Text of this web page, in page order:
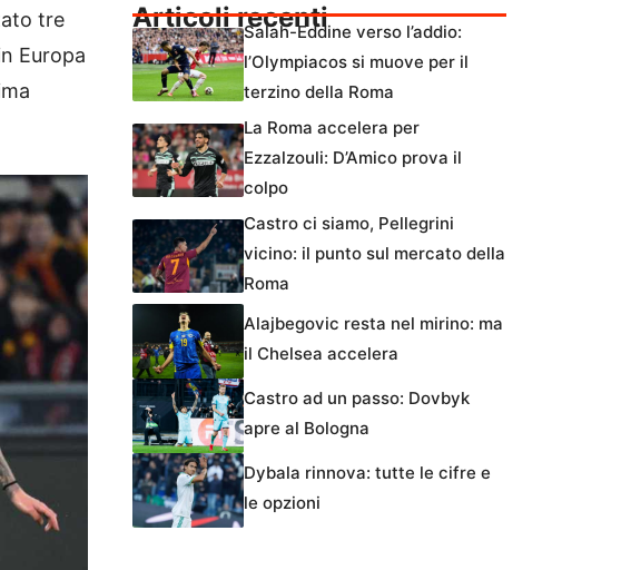
tre
Europa
Articoli recentiSalah-Eddine verso l’addio:
l’Olympiacos si muove per il
terzino della Roma
La Roma accelera per
Ezzalzouli: D’Amico prova il
colpo
Castro ci siamo, Pellegrini
vicino: il punto sul mercato della
Roma
Alajbegovic resta nel mirino: ma
il Chelsea accelera
Castro ad un passo: Dovbyk
apre al Bologna
Dybala rinnova: tutte le cifre e
le opzioni